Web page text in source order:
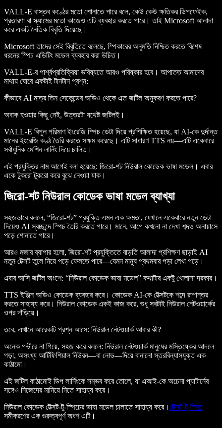
VALL-E বাস্তব কণ্ঠের মতো শোনাতে পারে বলে, কেউ কেউ ক্ষতিকর ডিপফেইক,
প্রতারণা বা স্ক্যামের মতো কাজেও এটি ব্যবহার করতে পারে। তাই Microsoft আলাদা
করে একটি নৈতিক বিবৃতি দিয়েছে।
Microsoft তাদের সেই বিবৃতিতে বলেছে, স্পিকারের অনুমতি নিশ্চিত করতে বিশেষ
ধরনের স্পিচ এডিটিং মডেল ব্যবহার করা উচিত।
VALL-E-র পার্শ্বপ্রতিক্রিয়া ভবিষ্যতে আরও পরিষ্কার হবে। আপাতত আমাদের
মাথায় ঘোরে একটাই টানটান প্রশ্ন:
কীভাবে AI মাত্র তিন সেকেন্ডের অডিও থেকে এত জটিল অনুকরণ করতে পারে?
অবাক হওয়ার কিছু নেই, উত্তরটা যথেষ্ট জটিলই।
VALL-E বিপুল পরিমাণ ইংরেজি স্পিচ ডেটা দিয়ে প্রশিক্ষিত হয়েছে, যা AI-কে দুর্দান্ত
মানের ইংরেজি কণ্ঠ তৈরি করতে সক্ষম করেছে। এটি সাধারণ TTS নয়—এটি একেবারে
সর্বাধুনিক মেশিন লার্নিং দিয়ে চালিত।
এই প্রযুক্তির নাম আগেই বলা হয়েছে: জিরো-শট নিউরাল কোডেক ভাষা মডেল। এবার
একে টুকরো টুকরো করে বুঝে নেওয়া যাক।
জিরো-শট নিউরাল কোডেক ভাষা মডেল ব্যাখ্যা
সহজভাবে বললে, “জিরো-শট” প্রযুক্তি এমন এক ক্ষমতা, যেখানে একেবারে নতুন ডেটা
দিয়েও AI স্বচ্ছন্দে স্পিচ তৈরি করতে পারে। মানে, আগে কখনো না দেখা শব্দও অনায়াসে
পড়ে শোনাতে পারে।
আরও মজার ব্যাপার হলো, জিরো-শট প্রযুক্তিতে বাড়তি আলাদা প্রশিক্ষণ ছাড়াই AI
নতুন টেক্সট তুলে নিয়ে পড়ে ফেলতে পারে—যেমন মানুষ প্রথমবার পড়া লেখা পড়ে।
এবার আসি জটিল অংশে: “নিউরাল কোডেক ভাষা মডেল” কথাটার একটু খোলাসা দরকার।
TTS ইঞ্জিন অডিও কোডেক ব্যবহার করে। কোডেক AI-কে টেক্সটকে শব্দে রূপান্তর
করতে সাহায্য করে। নিউরাল কোডেক একই কাজ করে, শুধু সবটাই নিউরাল নেটওয়ার্কের
ওপর দাঁড়িয়ে।
তবে, এখানে আরেকটি প্রশ্ন আসে: নিউরাল নেটওয়ার্ক আবার কী?
অনেক গভীরে না গিয়ে, সহজ করে বললে: নিউরাল নেটওয়ার্ক মানুষের মস্তিষ্কের আদলে
গড়া, অসংখ্য আর্টিফিশিয়াল নিউরন—বা নোড—দিয়ে বানানো স্তরবিন্যাসযুক্ত এক
কাঠামো।
এই জটিল কাঠামোই ডিপ লার্নিংকে সম্ভব করে তোলে, যা এআই-কে অচেনা প্যাটার্নের
সঙ্গেও নিজেদের মানিয়ে নিতে সাহায্য করে।
নিউরাল কোডেক টেক্সট-টু-স্পিচের ভাষা মডেল চালাতে সাহায্য করে। টেক্সট-টু-স্পিচ
সমীকরণের এক গুরুত্বপূর্ণ অংশ এটি।